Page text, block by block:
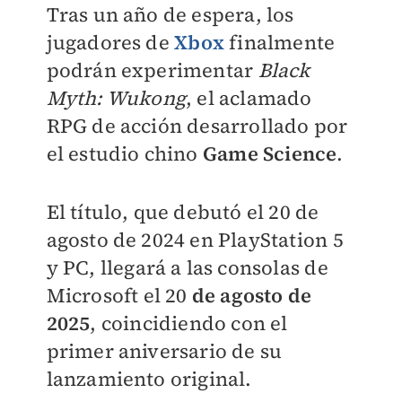
Tras un año de espera, los
jugadores deXboxfinalmente
podrán experimentar Black
Myth: Wukong, el aclamado
RPG de acción desarrollado por
el estudio chino Game Science.
El título, que debutó el 20 de
agosto de 2024 en PlayStation 5
y PC, llegará a las consolas de
Microsoft el 20 de agosto de
2025, coincidiendo con el
primer aniversario de su
lanzamiento original.